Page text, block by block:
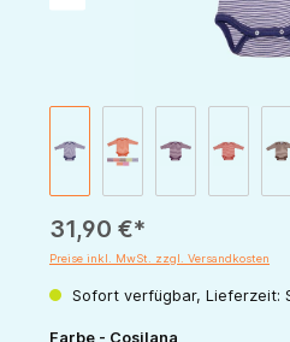
31,90 €*
Preise inkl. MwSt. zzgl. Versandkosten
Sofort verfügbar, Lieferzeit:
Farbe - Cosilana